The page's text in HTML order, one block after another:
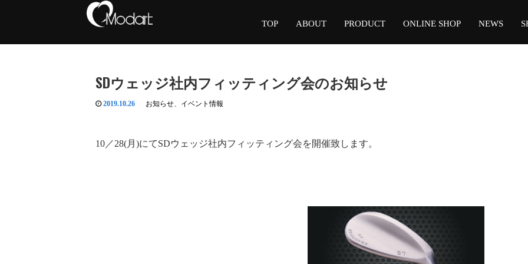
TOP ABOUT PRODUCT ONLINE SHOP NEWS
SDウェッジ社内フィッティング会のお知らせ
2019.10.26 お知らせ、 イベント情報
10／28(月)にてSDウェッジ社内フィッティング会を開催致します。